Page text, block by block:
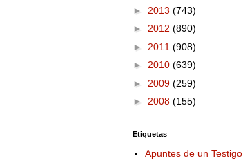
► 2013 (743)
► 2012 (890)
► 2011 (908)
► 2010 (639)
► 2009 (259)
► 2008 (155)
Etiquetas
Apuntes de un Testigo